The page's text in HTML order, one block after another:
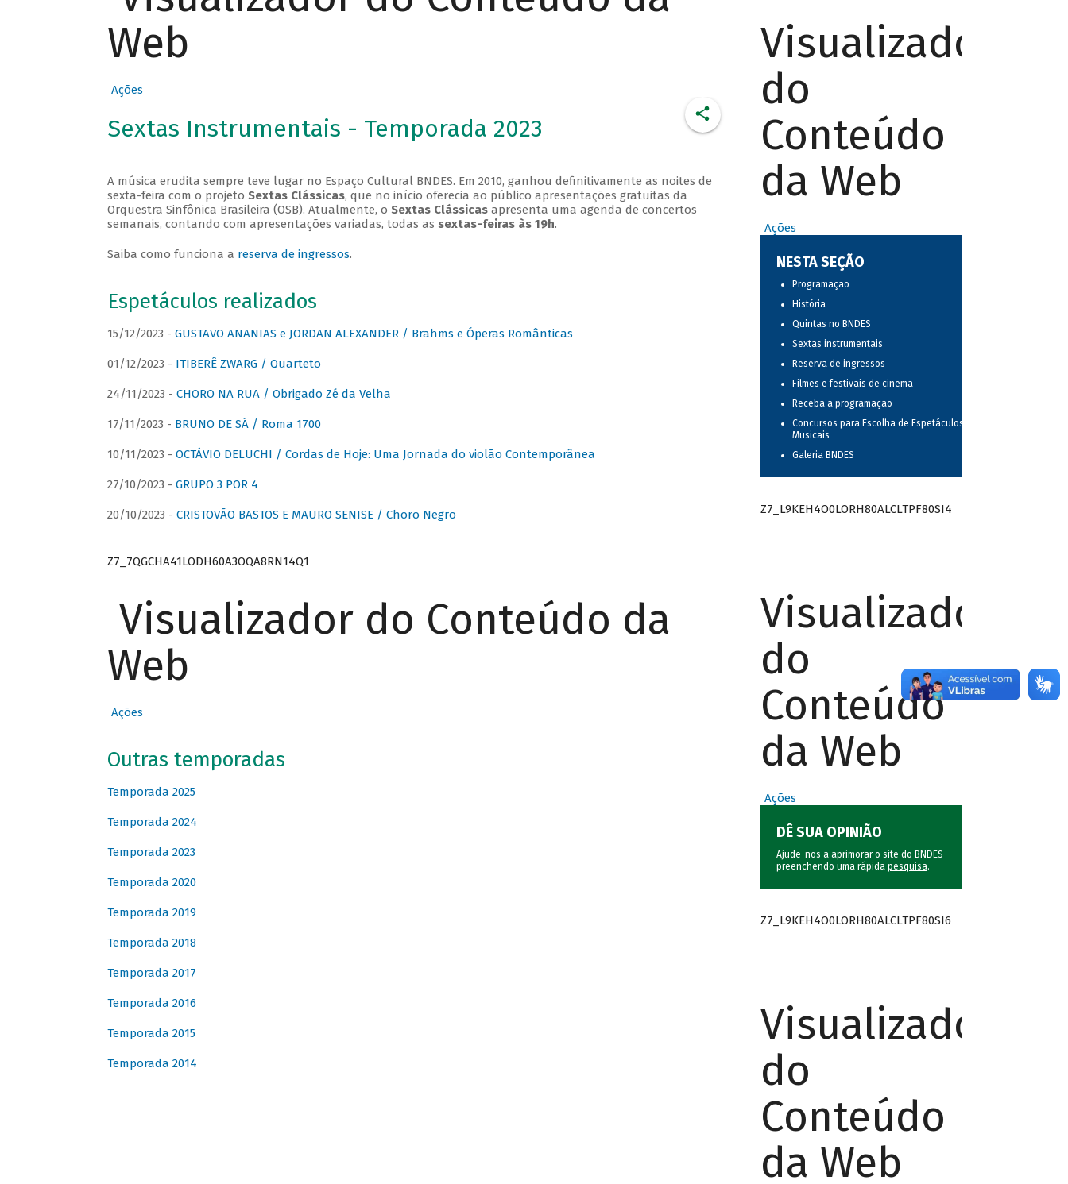
Web
Ações
Sextas Instrumentais - Temporada 2023
A música erudita sempre teve lugar no Espaço Cultural BNDES. Em 2010, ganhou definitivamente as noites de
sexta-feira com o projeto Sextas Clássicas, que no início oferecia ao público apresentações gratuitas da
Orquestra Sinfônica Brasileira (OSB). Atualmente, o Sextas Clássicasapresenta uma agenda de concertos
semanais, contando com apresentações variadas, todas as sextas-feiras às 19h.
Saiba como funciona a reserva de ingressos.
Espetáculos realizados
15/12/2023 - GUSTAVO ANANIAS e JORDAN ALEXANDER / Brahms e Óperas Românticas
01/12/2023 - ITIBERÊ ZWARG / Quarteto
24/11/2023 - CHORO NA RUA / Obrigado Zé da Velha
17/11/2023 - BRUNO DE SÁ / Roma 1700
10/11/2023 - OCTÁVIO DELUCHI / Cordas de Hoje: Uma Jornada do violão Contemporânea
27/10/2023 - GRUPO 3 POR 4
20/10/2023 - CRISTOVÃO BASTOS E MAURO SENISE / Choro Negro
Z7_7QGCHA41LODH60A3OQA8RN14Q1
Visualizador do Conteúdo da
Web
Ações
Outras temporadas
Temporada 2025
Temporada 2024
Temporada 2023
Temporada 2020
Temporada 2019
Temporada 2018
Temporada 2017
Temporada 2016
Temporada 2015
Temporada 2014
Visualizador
do
Conteúdo
da Web
Ações
NESTA SEÇÃO
Programação
História
Quintas no BNDES
Sextas instrumentais
Reserva de ingressos
Filmes e festivais de cinema
Receba a programação
Concursos para Escolha de Espetáculos
Musicais
Galeria BNDES
Z7_L9KEH4O0LORH80ALCLTPF80SI4
Visualizador
do
Conteúdo
da Web
Ações
DÊ SUA OPINIÃO
Ajude-nos a aprimorar o site do BNDES
preenchendo uma rápida pesquisa.
Z7_L9KEH4O0LORH80ALCLTPF80SI6
Visualizador
do
Conteúdo
da Web